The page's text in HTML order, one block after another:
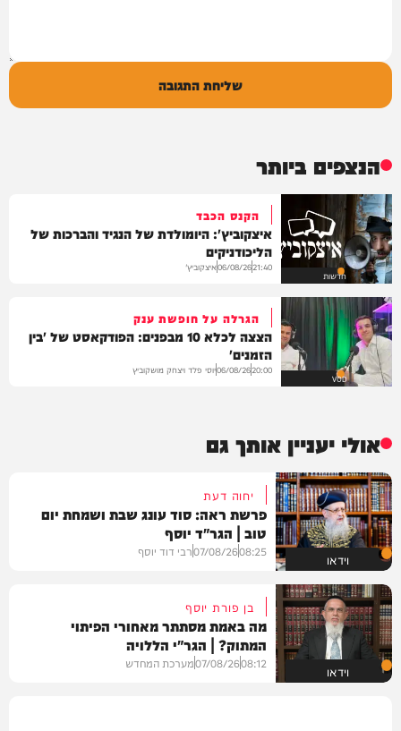
שליחת התגובה
הנצפים ביותר
חדשות
הקנס הכבד
איצקוביץ': היומולדת של הנגיד והברכות של
הליכודניקים
21:40
06/08/26איצקוביץ'
VOD
הגרלה על חופשת ענק
הצצה לכלא 10 מבפנים: הפודקאסט של 'בין
הזמנים'
20:00
06/08/26יוסי פלד ויצחק מושקוביץ
אולי יעניין אותך גם
וידאו
יחוה דעת
פרשת ראה: סוד עונג שבת ושמחת יום
טוב | הגר"ד יוסף
08:25
07/08/26רבי דוד יוסף
וידאו
בן פורת יוסף
מה באמת מסתתר מאחורי הפיתוי
המתוק? | הגר"י הללויה
08:12
07/08/26מערכת המחדש